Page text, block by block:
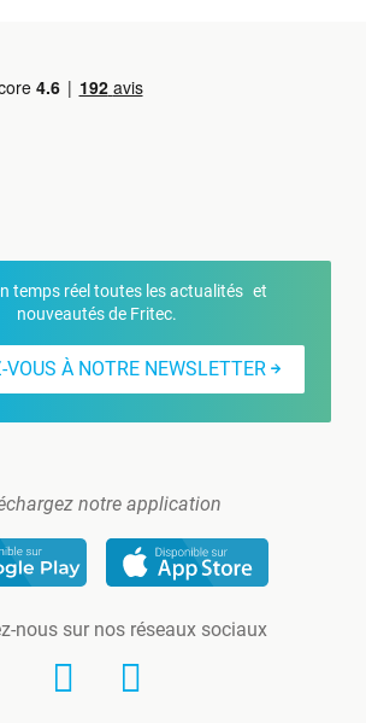
temps réel toutes les actualités et
nouveautés de Fritec.
VOUS À NOTRE NEWSLETTER
notre application
nous sur nos réseaux sociaux